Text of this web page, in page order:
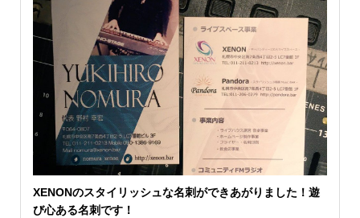
XENONのスタイリッシュな名刺ができあがりました！遊
び心ある名刺です！